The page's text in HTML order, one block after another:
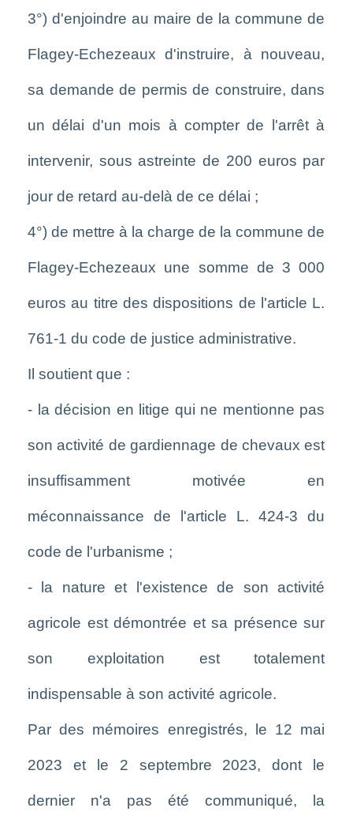
3°) d'enjoindre au maire de la commune de
Flagey-Echezeaux d'instruire, à nouveau,
sa demande de permis de construire, dans
un délai d'un mois à compter de l'arrêt à
intervenir, sous astreinte de 200 euros par
jour de retard au-delà de ce délai ;
4°) de mettre à la charge de la commune de
Flagey-Echezeaux une somme de 3 000
euros au titre des dispositions de l'article L.
761-1 du code de justice administrative.
Il soutient que :
- la décision en litige qui ne mentionne pas
son activité de gardiennage de chevaux est
insuffisamment motivée en
méconnaissance de l'article L. 424-3 du
code de l'urbanisme ;
- la nature et l'existence de son activité
agricole est démontrée et sa présence sur
son exploitation est totalement
indispensable à son activité agricole.
Par des mémoires enregistrés, le 12 mai
2023 et le 2 septembre 2023, dont le
dernier n'a pas été communiqué, la